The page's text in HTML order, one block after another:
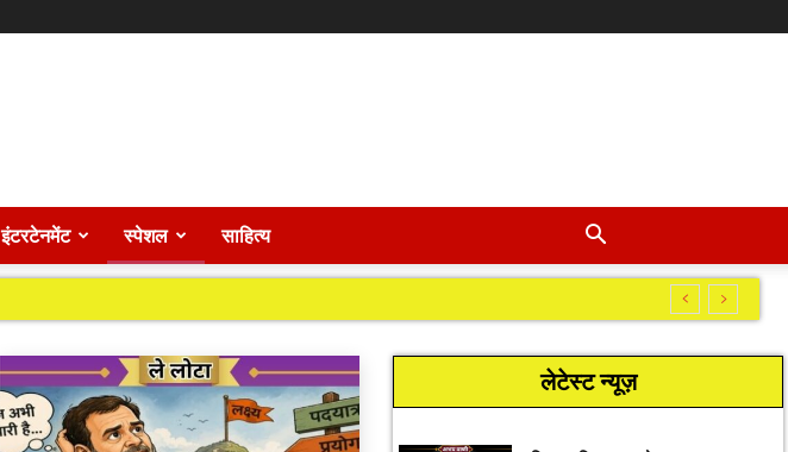
इंटरटेनमेंट स्पेशल साहित्य
लेटेस्ट न्यूज़